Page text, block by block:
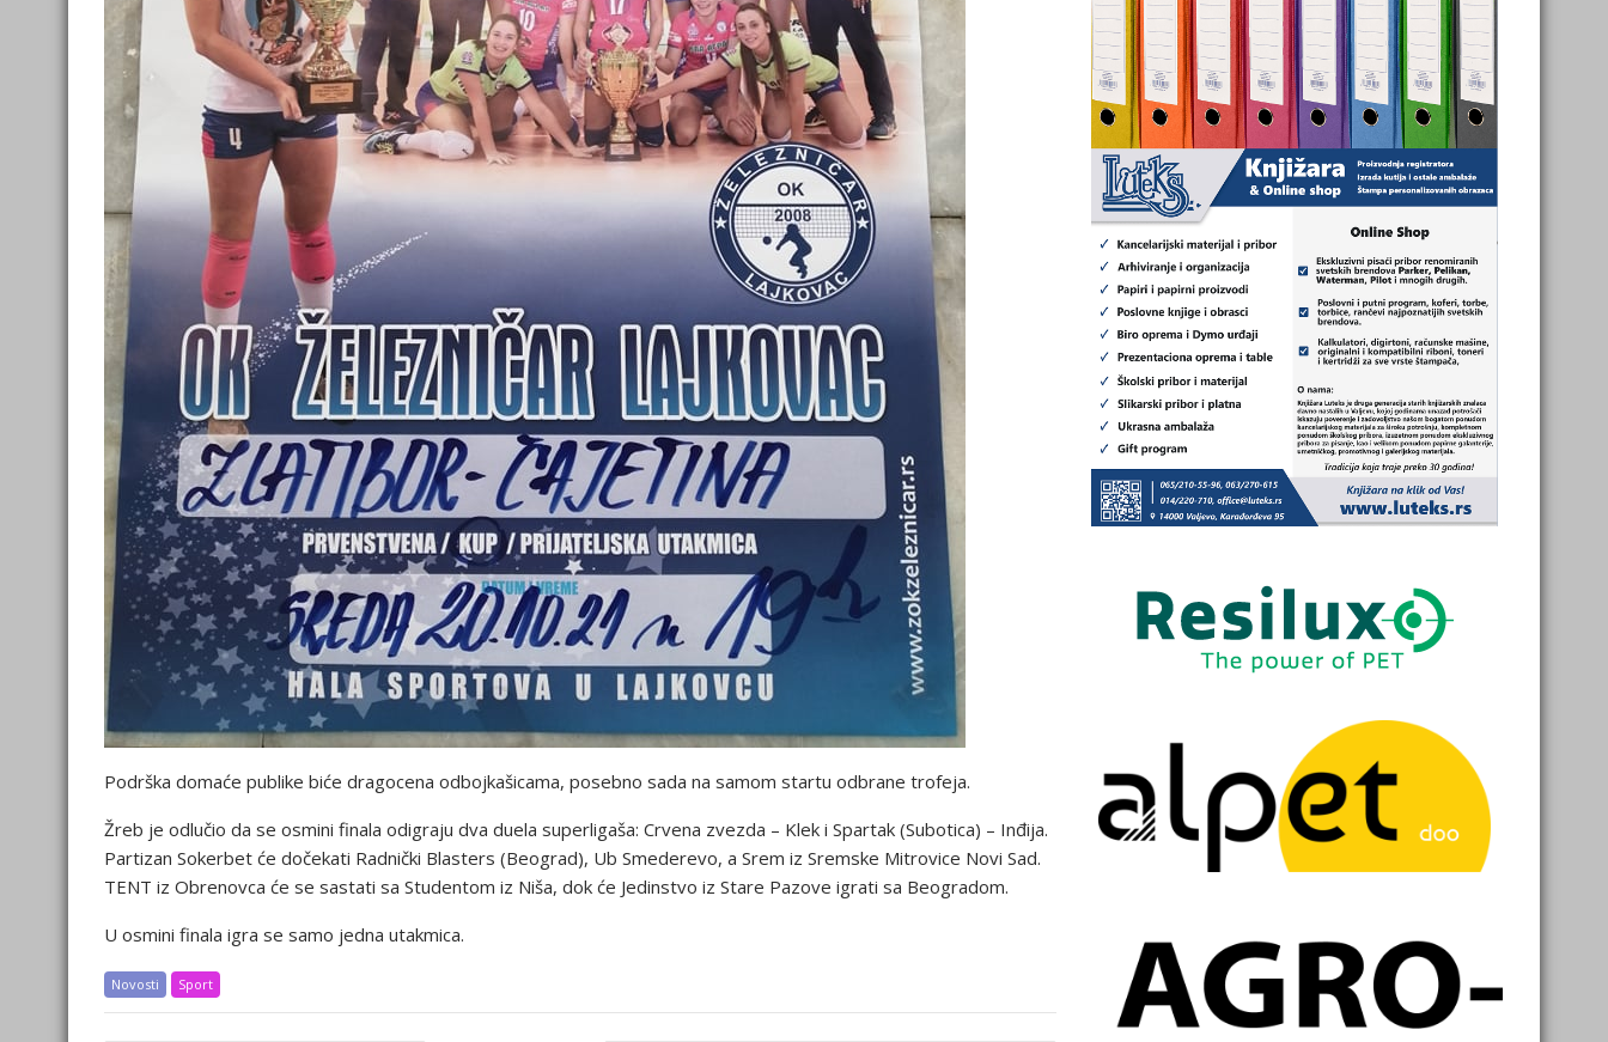
Podrška domaće publike biće dragocena odbojkašicama, posebno sada na samom startu odbrane trofeja.
Žreb je odlučio da se osmini finala odigraju dva duela superligaša: Crvena zvezda – Klek i Spartak (Subotica) – Inđija.
Partizan Sokerbet će dočekati Radnički Blasters (Beograd), Ub Smederevo, a Srem iz Sremske Mitrovice Novi Sad.
TENT iz Obrenovca će se sastati sa Studentom iz Niša, dok će Jedinstvo iz Stare Pazove igrati sa Beogradom.
U osmini finala igra se samo jedna utakmica.
Novosti Sport